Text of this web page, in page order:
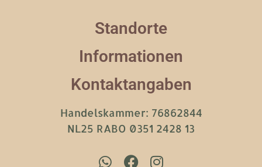
Standorte
Informationen
Kontaktangaben
Handelskammer: 76862844
NL25 RABO 0351 2428 13